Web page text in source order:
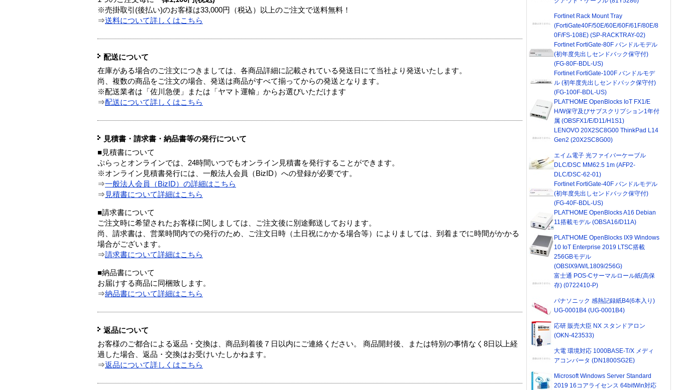
※売掛取引(後払い)のお客様は33,000円（税込）以上のご注文で送料無料！
⇒送料について詳しくはこちら
配送について
在庫がある場合のご注文につきましては、各商品詳細に記載されている発送日にて当社より発送いたします。
尚、複数の商品をご注文の場合、発送は商品がすべて揃ってからの発送となります。
※配送業者は「佐川急便」または「ヤマト運輸」からお選びいただけます
⇒配送について詳しくはこちら
見積書・請求書・納品書等の発行について
■見積書について
ぷらっとオンラインでは、24時間いつでもオンライン見積書を発行することができます。
※オンライン見積書発行には、一般法人会員（BizID）への登録が必要です。
⇒一般法人会員（BizID）の詳細はこちら
⇒ 見積書について詳細はこちら
■請求書について
ご注文時に希望されたお客様に関しましては、ご注文後に別途郵送しております。
尚、請求書は、営業時間内での発行のため、ご注文日時（土日祝にかかる場合等）によりましては、到着までに時間がかかる
場合がございます。
⇒請求書について詳細はこちら
■納品書について
お届けする商品に同梱致します。
⇒納品書について詳細はこちら
返品について
お客様のご都合による返品・交換は、商品到着後７日以内にご連絡ください。 商品開封後、または特別の事情なく8日以上経
過した場合、返品・交換はお受けいたしかねます。
⇒返品について詳しくはこちら
Fortinet Rack Mount Tray
(FortiGate40F/50E/60E/60F/61F/80E/8
0F/FS-108E) (SP-RACKTRAY-02)
Fortinet FortiGate-80F バンドルモデル
(初年度先出しセンドバック保守付)
(FG-80F-BDL-US)
Fortinet FortiGate-100F バンドルモデ
ル (初年度先出しセンドバック保守付)
(FG-100F-BDL-US)
PLAT'HOME OpenBlocks IoT FX1/E
H/W保守及びサブスクリプション1年付
属 (OBSFX1/E/D11/H1S1)
LENOVO 20X2SC8G00 ThinkPad L14
Gen2 (20X2SC8G00)
エイム電子 光ファイバーケーブル
DLC/DSC MM62.5 1m (AFP2-
DLC/DSC-62-01)
Fortinet FortiGate-40F バンドルモデル
(初年度先出しセンドバック保守付)
(FG-40F-BDL-US)
PLAT'HOME OpenBlocks A16 Debian
11搭載モデル (OBSA16/D11A)
PLAT'HOME OpenBlocks IX9 Windows
10 IoT Enterprise 2019 LTSC搭載
256GBモデル
(OBSIX9/W/L1809/256G)
富士通 POS-Cサーマルロール紙(高保
存) (0722410-P)
パナソニック 感熱記録紙B4(6本入り)
UG-0001B4 (UG-0001B4)
応研 販売大臣 NX スタンドアロン
(OKN-423533)
大電 環境対応 1000BASE-T/X メディ
アコンバータ (DN1800SG2E)
Microsoft Windows Server Standard
2019 16コアライセンス 64bitWin対応